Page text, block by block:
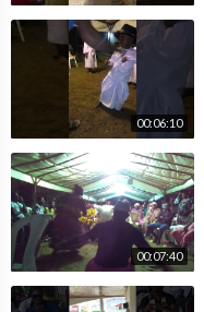
00:06:10
00:07:40